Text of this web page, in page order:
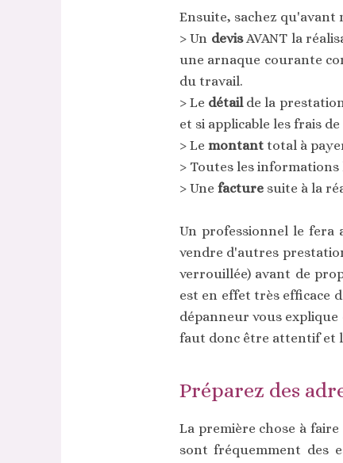
Ensuite, sachez qu'avant
> Un devisAVANT la
une arnaque courante
du travail.
> Le détailde la
et si applicable les frais
> Le montanttotal à
> Toutes les
> Une facture suite à la
Un professionnel le fera
vendre d'autres
verrouillée) avant de
est en effet très efficace
dépanneur vous
faut donc être attentif et
Préparez des
La première chose à
sont fréquemment des